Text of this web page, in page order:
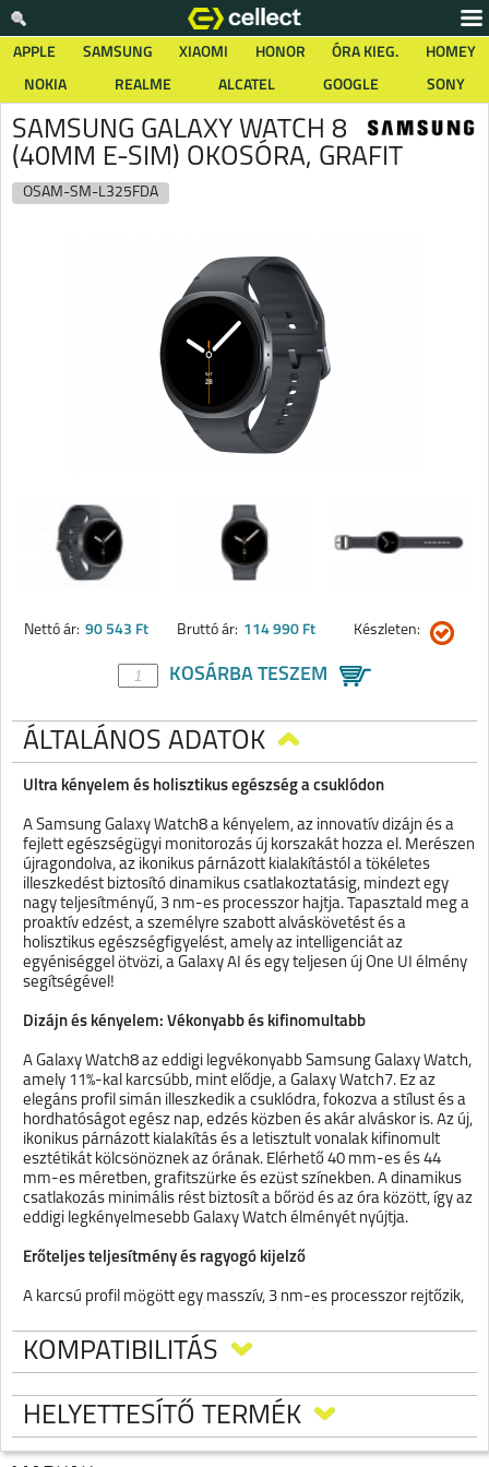
APPLE SAMSUNG XIAOMI HONOR ÓRA KIEG.
HOMEY
NOKIA
REALME ALCATEL GOOGLE SONY
SAMSUNG GALAXY WATCH 8
(40MM E-SIM) OKOSÓRA, GRAFIT
OSAM-SM-L325FDA
Nettó ár: 90 543 Ft Bruttó ár: 114 990 Ft Készleten:
KOSÁRBA TESZEM
ÁLTALÁNOS ADATOK
Ultra kényelem és holisztikus egészség a csuklódon
A Samsung Galaxy Watch8 a kényelem, az innovatív dizájn és a
fejlett egészségügyi monitorozás új korszakát hozza el. Merészen
újragondolva, az ikonikus párnázott kialakítástól a tökéletes
illeszkedést biztosító dinamikus csatlakoztatásig, mindezt egy
nagy teljesítményű, 3 nm-es processzor hajtja. Tapasztald meg a
proaktív edzést, a személyre szabott alváskövetést és a
holisztikus egészségfigyelést, amely az intelligenciát az
egyéniséggel ötvözi, a Galaxy AI és egy teljesen új One UI élmény
segítségével!
Dizájn és kényelem: Vékonyabb és kifinomultabb
A Galaxy Watch8 az eddigi legvékonyabb Samsung Galaxy Watch,
amely 11%-kal karcsúbb, mint elődje, a Galaxy Watch7. Ez az
elegáns profil simán illeszkedik a csuklódra, fokozva a stílust és a
hordhatóságot egész nap, edzés közben és akár alváskor is. Az új,
ikonikus párnázott kialakítás és a letisztult vonalak kifinomult
esztétikát kölcsönöznek az órának. Elérhető 40 mm-es és 44
mm-es méretben, grafitszürke és ezüst színekben. A dinamikus
csatlakozás minimális rést biztosít a bőröd és az óra között, így az
eddigi legkényelmesebb Galaxy Watch élményét nyújtja.
Erőteljes teljesítmény és ragyogó kijelző
A karcsú profil mögött egy masszív, 3 nm-es processzor rejtőzik,
energiahatékonyságot biztosít a zökkenőmentes működésért. A
kijelző akár 3000 nites fényerőre is képes, így még erős
napsütésben is kristálytiszta és könnyen olvasható marad, legyen
szó reggeli futásról vagy délutáni sétáról. Testreszabhatod órádat
különböző színű sport- és szövet szíjak széles választékával, hogy
tökéletesen illeszkedjen az aktuális hangulatodhoz vagy
viseletedhez.
KOMPATIBILITÁS
HELYETTESÍTŐ TERMÉK